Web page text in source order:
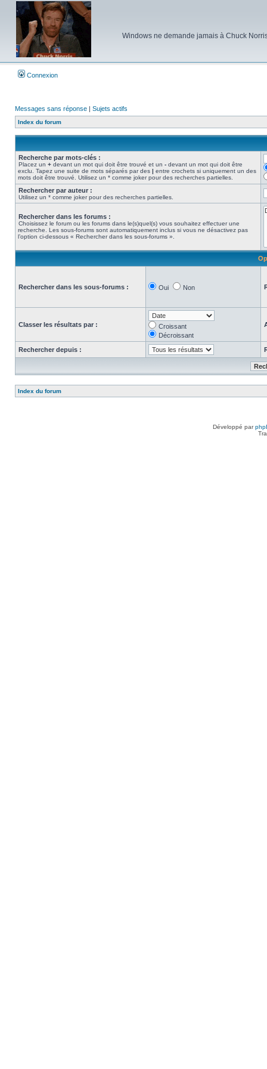
Windows ne demande jamais à Chuck
Connexion
Messages sans réponse | Sujets actifs
Index du forum
Recherche par mots-clés :
Placez un + devant un mot qui doit être trouvé et un - devant un mot qui doit être
exclu. Tapez une suite de mots séparés par des | entre crochets si uniquement un des
mots doit être trouvé. Utilisez un * comme joker pour des recherches partielles.
Rechercher par auteur :
Utilisez un * comme joker pour des recherches partielles.
Rechercher dans les forums :
Choisissez le forum ou les forums dans le(s)quel(s) vous souhaitez effectuer une
recherche. Les sous-forums sont automatiquement inclus si vous ne désactivez pas
l’option ci-dessous « Rechercher dans les sous-forums ».
Rechercher dans les sous-forums : Oui Non
Classer les résultats par :
Croissant
Décroissant
Rechercher depuis :
Index du forum
Développé par